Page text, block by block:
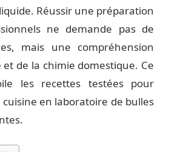
Réussir une préparation
ne demande pas de
mais une compréhension
et de la chimie domestique. Ce
les recettes testées pour
en laboratoire de bulles